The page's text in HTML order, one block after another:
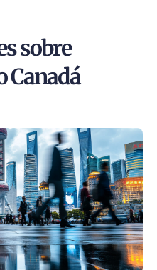
sobre
Canadá